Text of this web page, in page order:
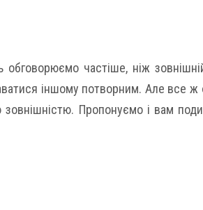
частіше, ніж
іншому потворним. Але все ж
зовнішністю. Пропонуємо і вам